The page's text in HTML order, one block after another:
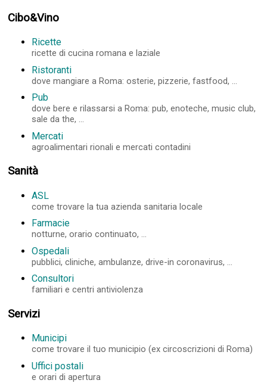
Cibo&Vino
Ricette
ricette di cucina romana e laziale
Ristoranti
dove mangiare a Roma: osterie, pizzerie, fastfood, ...
Pub
dove bere e rilassarsi a Roma: pub, enoteche, music club,
sale da the, ...
Mercati
agroalimentari rionali e mercati contadini
Sanità
ASL
come trovare la tua azienda sanitaria locale
Farmacie
notturne, orario continuato, ...
Ospedali
pubblici, cliniche, ambulanze, drive-in coronavirus, ...
Consultori
familiari e centri antiviolenza
Servizi
Municipi
come trovare il tuo municipio (ex circoscrizioni di Roma)
Uffici postali
e orari di apertura